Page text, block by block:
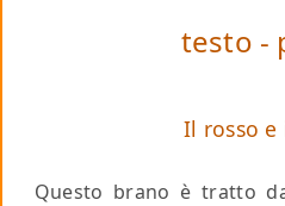
testo -
Il rosso
Questo brano è tratto